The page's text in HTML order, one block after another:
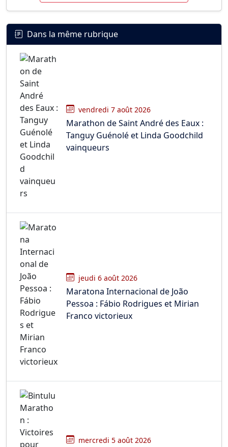
Dans la même rubrique
vendredi 7 août 2026
Marathon de Saint André des Eaux :
Tanguy Guénolé et Linda Goodchild
vainqueurs
jeudi 6 août 2026
Maratona Internacional de João
Pessoa : Fábio Rodrigues et Mirian
Franco victorieux
mercredi 5 août 2026